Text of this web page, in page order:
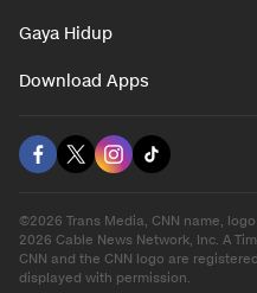
Gaya Hidup
Download Apps
©2026 Trans Media, CNN name,
2026 Cable News Network, Inc. A
CNN and the CNN logo are
displayed with permission.